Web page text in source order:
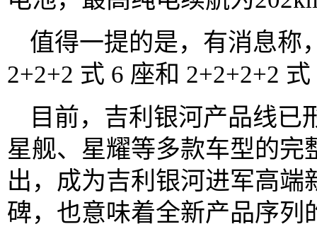
值得一提的是，有消息称
2+2+2 式 6 座和 2+2+2+2
目前，吉利银河产品线
星舰、星耀等多款车型的
出，成为吉利银河进军高
碑，也意味着全新产品序列